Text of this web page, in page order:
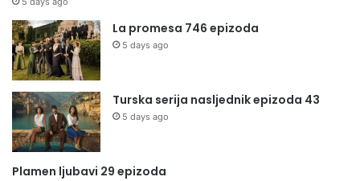
La promesa 746 epizoda
5 days ago
Turska serija nasljednik epizoda 43
5 days ago
Plamen ljubavi 29 epizoda